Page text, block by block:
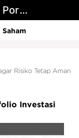
Cara Cerdas Diversifikasi Portofolio Investasi agar Risiko Tetap Aman
Saham
Risiko Tetap Aman
Investasi